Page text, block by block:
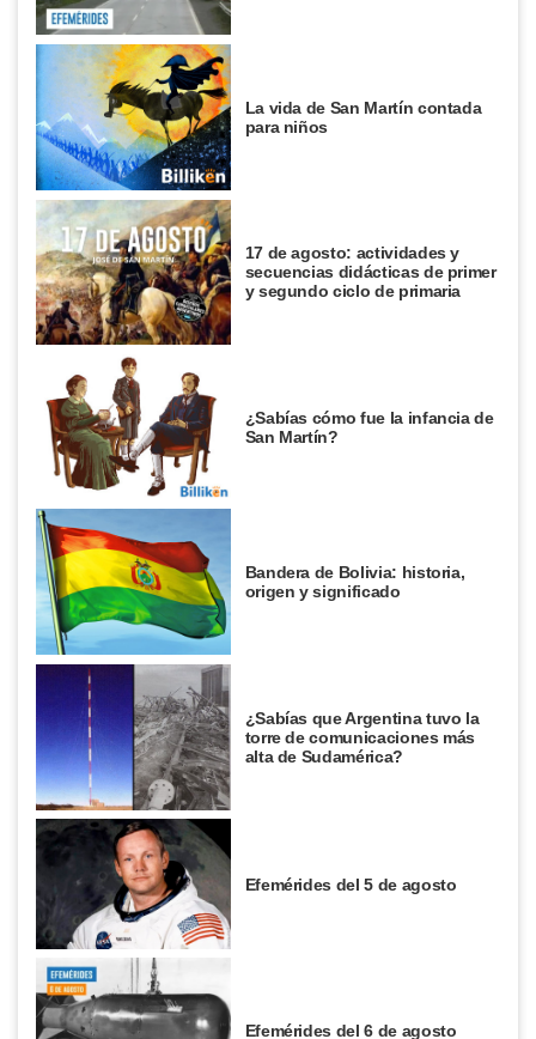
La vida de San Martín contada
para niños
17 de agosto: actividades y
secuencias didácticas de primer
y segundo ciclo de primaria
¿Sabías cómo fue la infancia de
San Martín?
Bandera de Bolivia: historia,
origen y significado
¿Sabías que Argentina tuvo la
torre de comunicaciones más
alta de Sudamérica?
Efemérides del 5 de agosto
Efemérides del 6 de agosto